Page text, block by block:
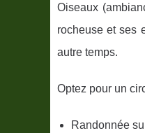
Oiseaux
rocheuse et ses
autre temps.
Optez pour un
Randonnée